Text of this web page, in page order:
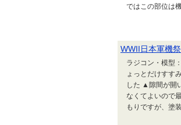
ではこの部位は
WWII日本軍機
ラジコン・模型
ょっとだけすす
した ▲隙間が開
なくてよいので
もりですが、塗